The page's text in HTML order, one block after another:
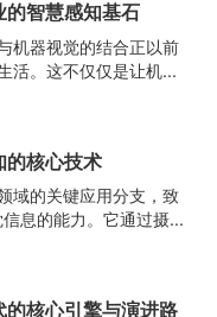
的智慧感知基石
机器视觉的结合正以前
活。这不仅仅是让机...
的核心技术
域的关键应用分支，致
信息的能力。它通过摄...
核心引擎与演进路